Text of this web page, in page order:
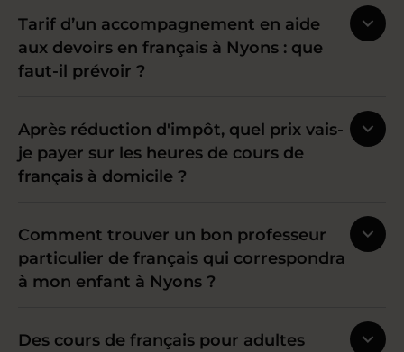
Tarif d’un accompagnement en aide
aux devoirs en français à Nyons : que
faut-il prévoir ?
Après réduction d'impôt, quel prix vais-
je payer sur les heures de cours de
français à domicile ?
Comment trouver un bon professeur
particulier de français qui correspondra
à mon enfant à Nyons ?
Des cours de français pour adultes